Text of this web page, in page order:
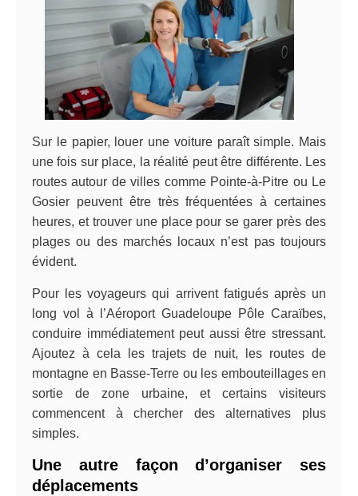
Sur le papier, louer une voiture paraît simple. Mais
une fois sur place, la réalité peut être différente. Les
routes autour de villes comme Pointe-à-Pitre ou Le
Gosier peuvent être très fréquentées à certaines
heures, et trouver une place pour se garer près des
plages ou des marchés locaux n’est pas toujours
évident.
Pour les voyageurs qui arrivent fatigués après un
long vol à l’Aéroport Guadeloupe Pôle Caraïbes,
conduire immédiatement peut aussi être stressant.
Ajoutez à cela les trajets de nuit, les routes de
montagne en Basse-Terre ou les embouteillages en
sortie de zone urbaine, et certains visiteurs
commencent à chercher des alternatives plus
simples.
Une autre façon d’organiser ses
déplacements